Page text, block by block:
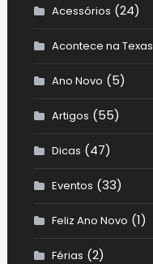
Acessórios (24)
Acontece na Texas
Ano Novo (5)
Artigos (55)
Dicas (47)
Eventos (33)
Feliz Ano Novo (1)
Férias (2)